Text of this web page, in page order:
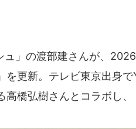
」の渡部建さんが、
を更新。テレビ東京出身
橋弘樹さんとコラボし、